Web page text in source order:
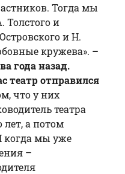
Тогда мы
Толстого и
и Н.
кружева». –
года назад.
театр отправился
что у них
театра
лет, а потом
когда мы уже
–